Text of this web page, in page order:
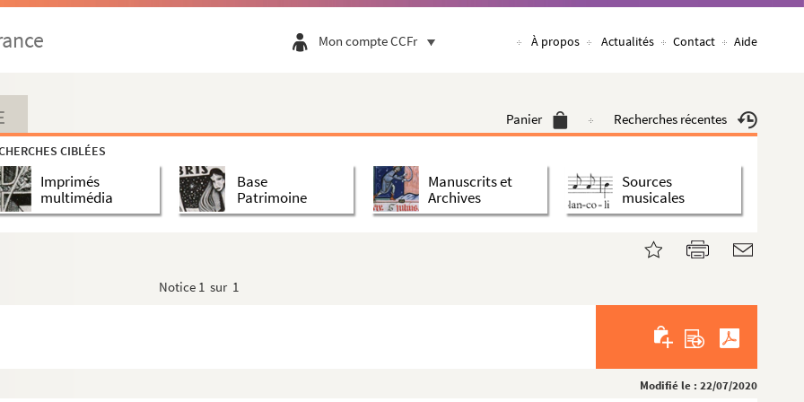
Mon compte CCFr À propos Actualités Contact Aide
Panier Recherches récentes
CIBLÉES
Imprimés
multimédia
Base
Patrimoine
Manuscrits et
Archives
Sources
musicales
Notice 1 sur 1
Modifié le : 22/07/2020
et le cinéma
du film